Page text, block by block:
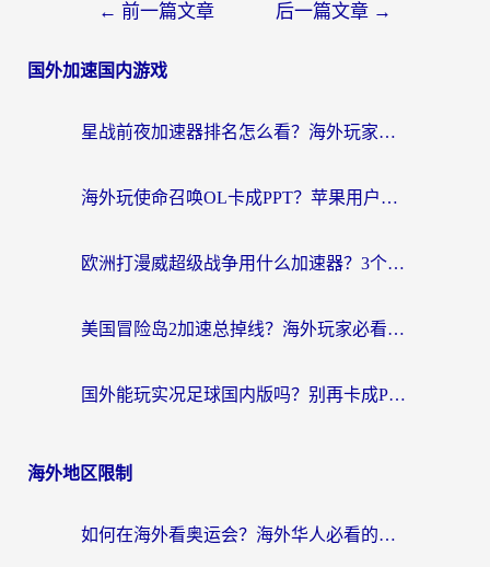
← 前一篇文章 后一篇文章 →
国外加速国内游戏
星战前夜加速器排名怎么看？海外玩家国服游戏畅玩终极指南（附欧洲玩跑跑我的起源解决方案）
海外玩使命召唤OL卡成PPT？苹果用户必看：使命召唤OL国外加速器下载苹果版指南
欧洲打漫威超级战争用什么加速器？3个海外游戏卡顿问题一次解决（附实测推荐）
美国冒险岛2加速总掉线？海外玩家必看的国服游戏加速器选择指南
国外能玩实况足球国内版吗？别再卡成PPT！海外党国服游戏加速全攻略
海外地区限制
如何在海外看奥运会？海外华人必看的体育赛事直播终极指南